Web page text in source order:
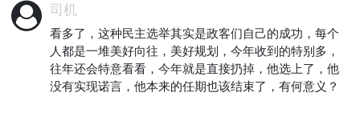
司机
看多了，这种民主选举其实是政客们自己的成功，每个
人都是一堆美好向往，美好规划，今年收到的特别多，
往年还会特意看看，今年就是直接扔掉，他选上了，他
没有实现诺言，他本来的任期也该结束了，有何意义？